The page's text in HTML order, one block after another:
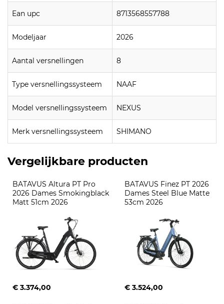
Ean upc 8713568557788
Modeljaar 2026
Aantal versnellingen 8
Type versnellingssysteem NAAF
Model versnellingssysteem NEXUS
Merk versnellingssysteem SHIMANO
Vergelijkbare producten
BATAVUS Altura PT Pro
2026 Dames Smokingblack
Matt 51cm 2026
€ 3.374,00
BATAVUS Finez PT 2026
Dames Steel Blue Matte
53cm 2026
€ 3.524,00